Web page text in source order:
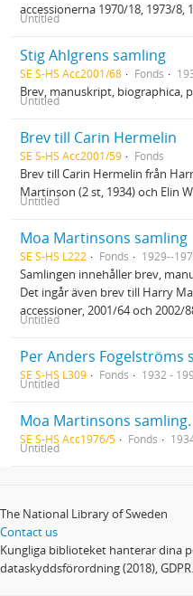
accessionerna 1970/18, 1973/8,
Untitled
Stig Ahlgrens samling
SE S-HS Acc2001/68 Fonds
Brev, manuskript, biographica,
Untitled
Brev till Carin Hermelin
SE S-HS Acc2001/59 Fonds
Brev till Carin Hermelin från
Martinson (2 st, 1934) och Elin
Untitled
Moa Martinsons samling
SE S-HS L222 Fonds 1929--
Samlingen innehåller brev,
Det ingår även brev till Harry
accessioner, 2001/64 och 2002/
Untitled
Per Anders Fogelströms
SE S-HS L309 Fonds 1932 -
Untitled
Moa Martinsons
SE S-HS Acc1976/5 Fonds
Untitled
The National Library of Sweden
Contact us
Kungliga biblioteket hanterar dina
dataskyddsförordning (2018), GDPR.